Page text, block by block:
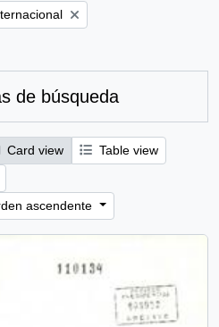
de búsqueda
Card view
Table view
ascendente